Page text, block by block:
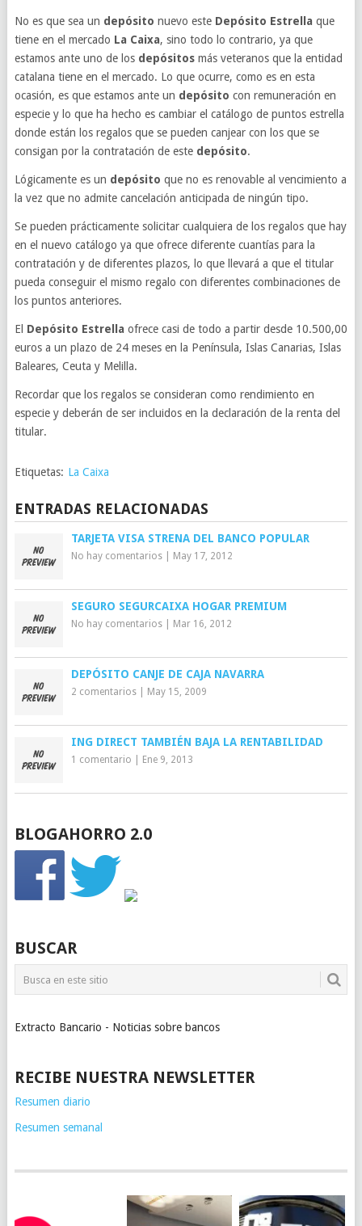
No es que sea un depósito nuevo este Depósito Estrella que
tiene en el mercado La Caixa, sino todo lo contrario, ya que
estamos ante uno de los depósitosmás veteranos que la entidad
catalana tiene en el mercado. Lo que ocurre, como es en esta
ocasión, es que estamos ante un depósito con remuneración en
especie y lo que ha hecho es cambiar el catálogo de puntos estrella
donde están los regalos que se pueden canjear con los que se
consigan por la contratación de este depósito.
Lógicamente es un depósito que no es renovable al vencimiento a
la vez que no admite cancelación anticipada de ningún tipo.
Se pueden prácticamente solicitar cualquiera de los regalos que hay
en el nuevo catálogo ya que ofrece diferente cuantías para la
contratación y de diferentes plazos, lo que llevará a que el titular
pueda conseguir el mismo regalo con diferentes combinaciones de
los puntos anteriores.
El Depósito Estrella ofrece casi de todo a partir desde 10.500,00
euros a un plazo de 24 meses en la Península, Islas Canarias, Islas
Baleares, Ceuta y Melilla.
Recordar que los regalos se consideran como rendimiento en
especie y deberán de ser incluidos en la declaración de la renta del
titular.
Etiquetas: La Caixa
ENTRADAS RELACIONADAS
TARJETA VISA STRENA DEL BANCO POPULAR
No hay comentarios| May 17, 2012
SEGURO SEGURCAIXA HOGAR PREMIUM
No hay comentarios| Mar 16, 2012
DEPÓSITO CANJE DE CAJA NAVARRA
2 comentarios| May 15, 2009
ING DIRECT TAMBIÉN BAJA LA RENTABILIDAD
1 comentario Ene 9, 2013
BLOGAHORRO 2.0
BUSCAR
Extracto Bancario - Noticias sobre bancos
RECIBE NUESTRA NEWSLETTER
Resumen diario
Resumen semanal